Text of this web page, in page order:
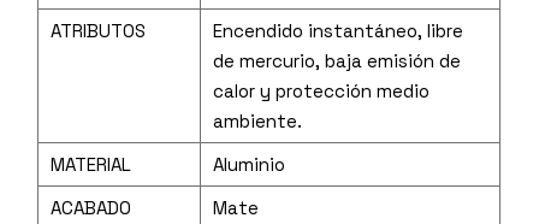
ATRIBUTOS
Encendido instantáneo, libre
de mercurio, baja emisión de
calor y protección medio
ambiente.
MATERIAL
Aluminio
ACABADO
Mate